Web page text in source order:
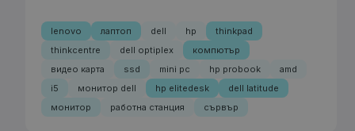
lenovo лаптоп dell hp
thinkpad
thinkcentre
dell optiplex
компютър
видео карта
ssd mini pc hp probook
amd
i5
монитор dell hp elitedesk
dell latitude
монитор
работна станция сървър